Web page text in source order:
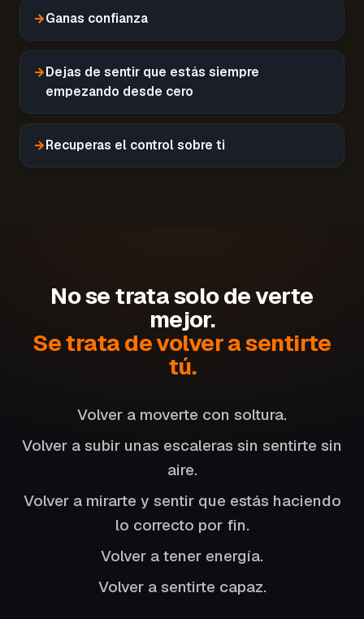
→Ganas confianza
→Dejas de sentir que estás siempre
empezando desde cero
→Recuperas el control sobre ti
No se trata solo de verte
mejor.
Se trata de volver a sentirte
tú.
Volver a moverte con soltura.
Volver a subir unas escaleras sin sentirte sin
aire.
Volver a mirarte y sentir que estás haciendo
lo correcto por fin.
Volver a tener energía.
Volver a sentirte capaz.